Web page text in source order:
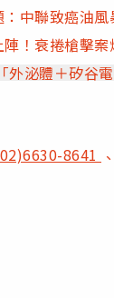
中聯致癌油風
陣！衰捲槍擊
外泌體＋矽谷
8641